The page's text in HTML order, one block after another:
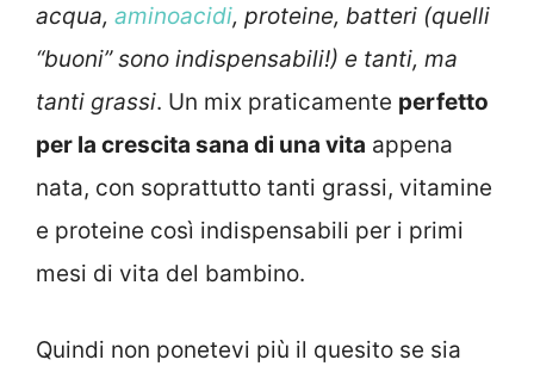
acqua, aminoacidi, proteine, batteri (quelli
“buoni” sono indispensabili!) e tanti, ma
tanti grassi. Un mix praticamente perfetto
per la crescita sana di una vita appena
nata, con soprattutto tanti grassi, vitamine
e proteine così indispensabili per i primi
mesi di vita del bambino.
Quindi non ponetevi più il quesito se sia